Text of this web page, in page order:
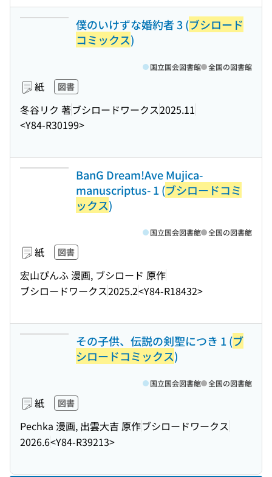
僕のいけずな婚約者 3 (ブシロード
コミックス)
紙 図書
冬谷リク 著ブシロードワークス2025.11
<Y84-R30199>
国立国会図書館 全国の図書館
BanG Dream!Ave Mujica-
manuscriptus- 1 (ブシロードコミ
ックス)
紙 図書
宏山ぴんふ 漫画, ブシロード 原作
ブシロードワークス2025.2<Y84-R18432>
国立国会図書館 全国の図書館
その子供、伝説の剣聖につき 1 (ブ
シロードコミックス)
紙 図書
Pechka 漫画, 出雲大吉 原作ブシロードワークス
2026.6<Y84-R39213>
国立国会図書館 全国の図書館